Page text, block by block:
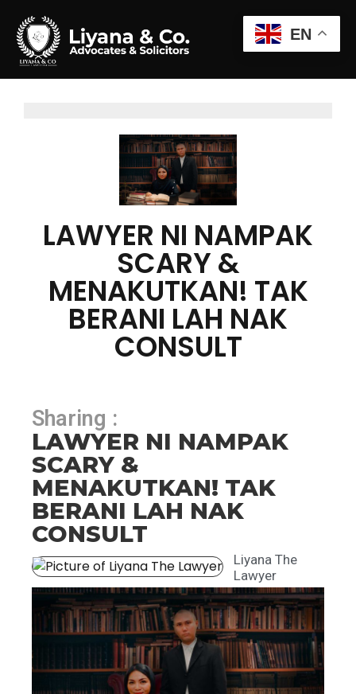
LAWYER NI NAMPAK
SCARY &
MENAKUTKAN! TAK
BERANI LAH NAK
CONSULT
Sharing :
LAWYER NI NAMPAK
SCARY &
MENAKUTKAN! TAK
BERANI LAH NAK
CONSULT
Liyana The
Lawyer
EN